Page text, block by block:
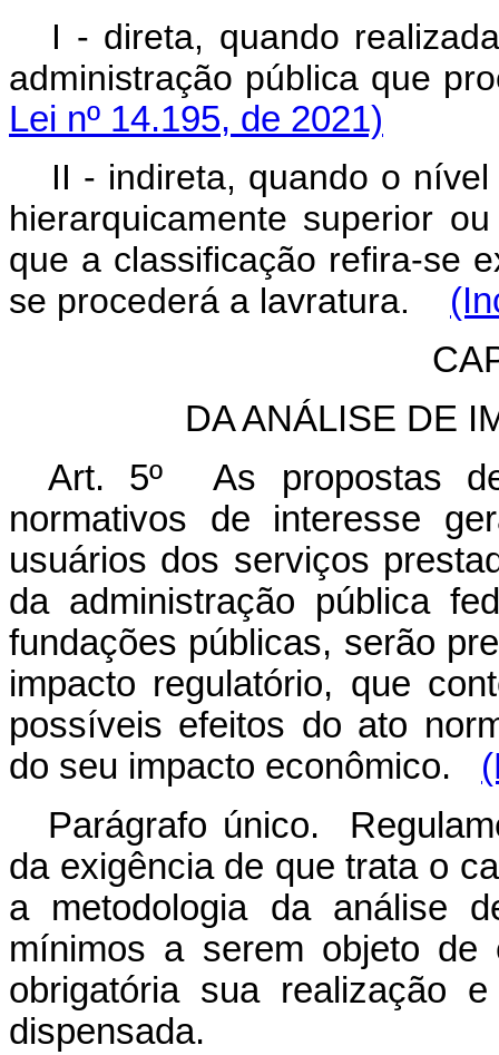
I - direta, quando
administração pública que
Lei nº 14.195, de 2021)
II - indireta, quando o
hierarquicamente superior
que a classificação refira-se
se procederá a lavratura.
DA ANÁLISE DE
Art. 5º
As propostas
normativos de interesse
usuários dos serviços
da administração pública
fundações públicas, serão
impacto regulatório, que
possíveis efeitos do ato
do seu impacto econômico.
Parágrafo único.
da exigência de que trata o
a metodologia da análise
mínimos a serem objeto
obrigatória sua realização
dispensada.